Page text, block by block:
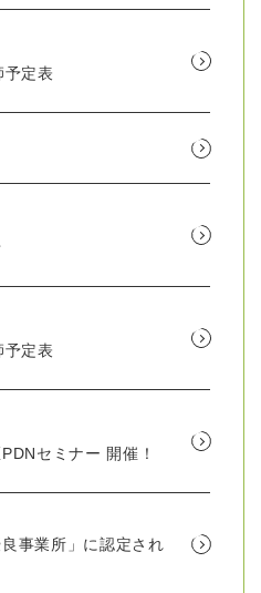
予定表
予定表
セミナー 開催！
良事業所」に認定され